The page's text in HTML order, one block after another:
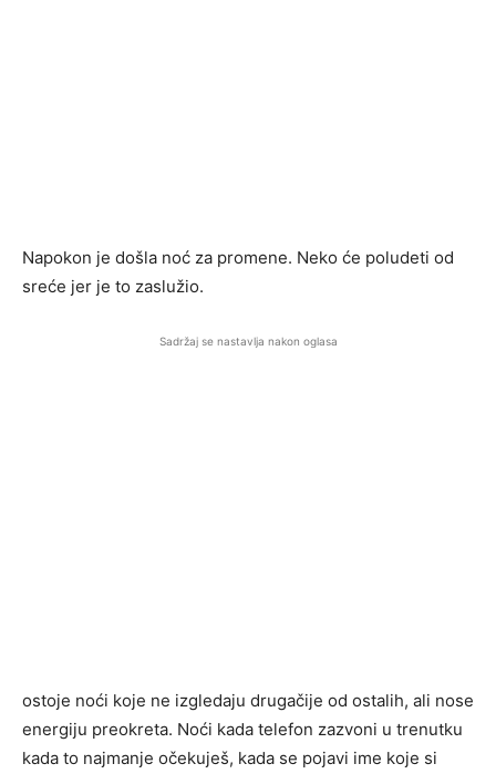
Napokon je došla noć za promene. Neko će poludeti od
sreće jer je to zaslužio.
Sadržaj se nastavlja nakon oglasa
ostoje noći koje ne izgledaju drugačije od ostalih, ali nose
energiju preokreta. Noći kada telefon zazvoni u trenutku
kada to najmanje očekuješ, kada se pojavi ime koje si